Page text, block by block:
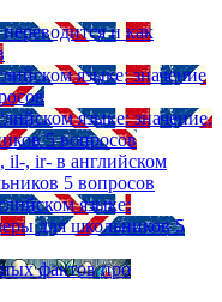
и как
языке: значение
языке: значение,
5 вопросов
il-, ir- в английском
5 вопросов
языке:
для школьников 5
фактов про